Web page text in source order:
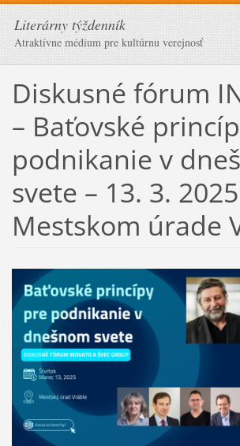
Literárny týždenník
Atraktívne médium pre kultúrnu verejnosť
Diskusné fórum
– Baťovské
podnikanie v
svete – 13. 3.
Mestskom úrade